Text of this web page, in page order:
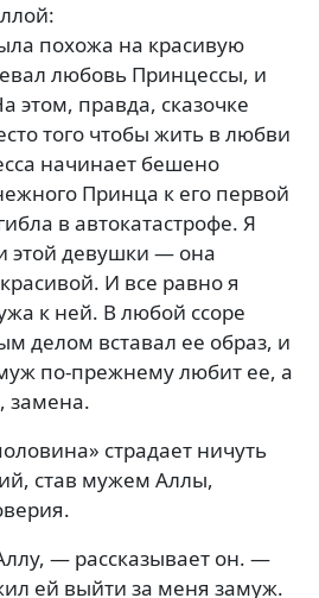
похожа на красивую
любовь Принцессы, и
этом, правда, сказочке
того чтобы жить в любви
начинает бешено
Принца к его первой
в автокатастрофе. Я
этой девушки — она
И все равно я
к ней. В любой ссоре
делом вставал ее образ, и
по-прежнему любит ее, а
замена.
страдает ничуть
став мужем Аллы,
— рассказывает он. —
ей выйти за меня замуж.